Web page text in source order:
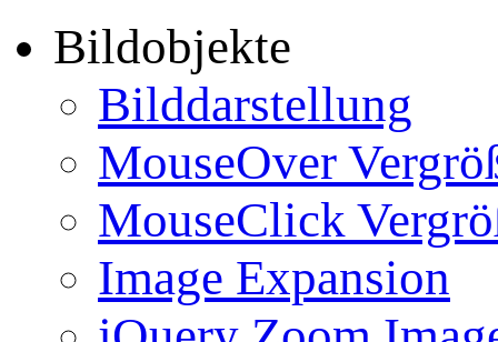
Bildobjekte
Bilddarstellung
MouseOver
MouseClick
Image Expansion